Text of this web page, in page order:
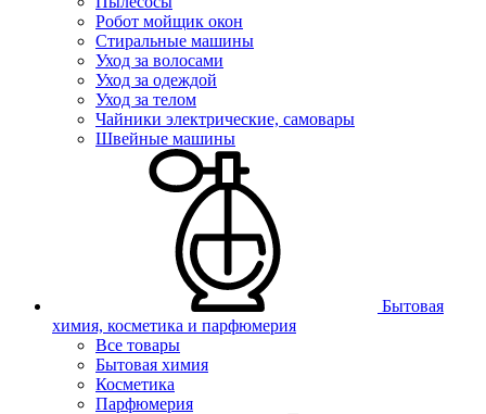
Робот мойщик окон
Стиральные машины
Уход за волосами
Уход за одеждой
Уход за телом
Чайники электрические, самовары
Швейные машины
Бытовая
химия, косметика и парфюмерия
Все товары
Бытовая химия
Косметика
Парфюмерия